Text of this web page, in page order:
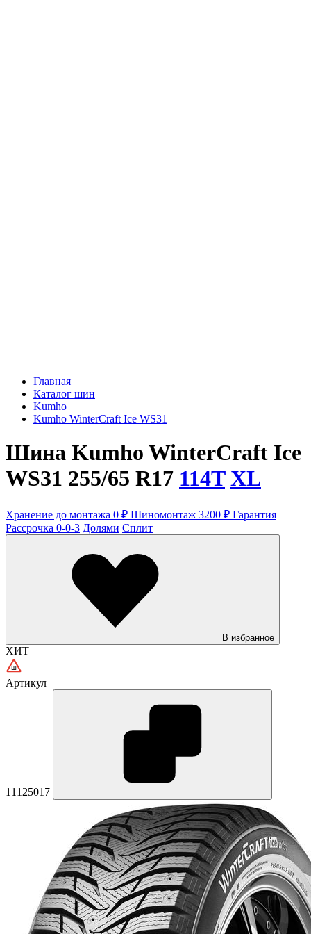
Главная
Каталог шин
Kumho
Kumho WinterCraft Ice WS31
Шина Kumho WinterCraft Ice
WS31 255/65 R17 114T XL
Хранение до монтажа 0 ₽ Шиномонтаж 3200 ₽ Гарантия
Рассрочка 0-0-3 Долями Сплит
В избранное
ХИТ
Артикул
11125017